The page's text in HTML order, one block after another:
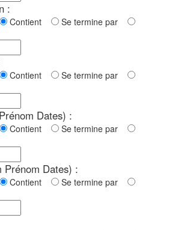
:
Contient
Se termine par
Contient
Se termine par
Dates) :
Contient
Se termine par
Prénom Dates) :
Contient
Se termine par